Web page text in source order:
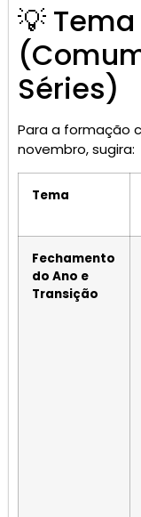
💡
Séries)
Para a formação
novembro, sugira:
Tema
Fechamento
do Ano e
Transição